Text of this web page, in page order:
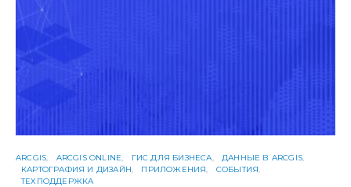
ARCGIS ARCGIS ONLINE ГИС ДЛЯ БИЗНЕСА
ДАННЫЕ В ARCGIS
КАРТОГРАФИЯ И ДИЗАЙН
ПРИЛОЖЕНИЯ
СОБЫТИЯ
ТЕХПОДДЕРЖКА